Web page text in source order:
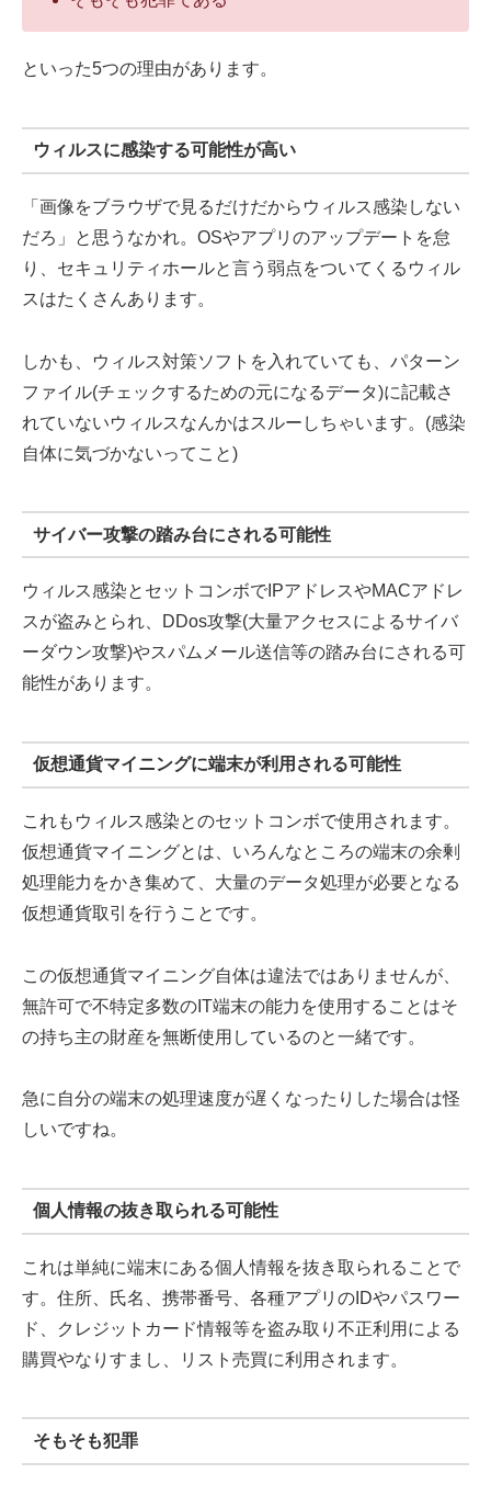
といった5つの理由があります。
ウィルスに感染する可能性が高い
「画像をブラウザで見るだけだからウィルス感染しない
だろ」と思うなかれ。OSやアプリのアップデートを怠
り、セキュリティホールと言う弱点をついてくるウィル
スはたくさんあります。
しかも、ウィルス対策ソフトを入れていても、パターン
ファイル(チェックするための元になるデータ)に記載さ
れていないウィルスなんかはスルーしちゃいます。(感染
自体に気づかないってこと)
サイバー攻撃の踏み台にされる可能性
ウィルス感染とセットコンボでIPアドレスやMACアドレ
スが盗みとられ、DDos攻撃(大量アクセスによるサイバ
ーダウン攻撃)やスパムメール送信等の踏み台にされる可
能性があります。
仮想通貨マイニングに端末が利用される可能性
これもウィルス感染とのセットコンボで使用されます。
仮想通貨マイニングとは、いろんなところの端末の余剰
処理能力をかき集めて、大量のデータ処理が必要となる
仮想通貨取引を行うことです。
この仮想通貨マイニング自体は違法ではありませんが、
無許可で不特定多数のIT端末の能力を使用することはそ
の持ち主の財産を無断使用しているのと一緒です。
急に自分の端末の処理速度が遅くなったりした場合は怪
しいですね。
個人情報の抜き取られる可能性
これは単純に端末にある個人情報を抜き取られることで
す。住所、氏名、携帯番号、各種アプリのIDやパスワー
ド、クレジットカード情報等を盗み取り不正利用による
購買やなりすまし、リスト売買に利用されます。
そもそも犯罪